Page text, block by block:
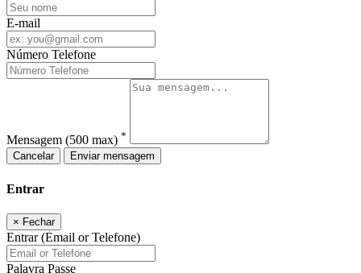
E-mail
Número Telefone
Mensagem (500 max) *
Cancelar
Enviar mensagem
Entrar
× Fechar
Entrar (Email or Telefone)
Palavra Passe